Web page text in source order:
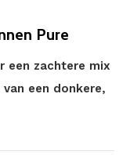
Pure
een zachtere mix
een donkere,